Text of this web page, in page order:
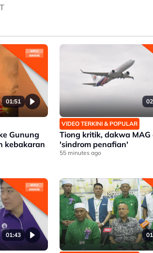
01:51
Gunung
kebakaran
VIDEO TERKINI & POPULAR
Tiong kritik, dakwa MAG
'sindrom penafian'
55 minutes ago
01:43